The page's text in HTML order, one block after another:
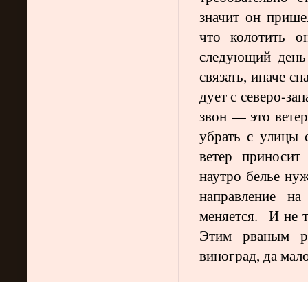
значит он
что колотить
следующий
связать, иначе
дует с северо-
звон — это
убрать с улицы
ветер
наутро белье
направление
меняется. И не
Этим рваным
виноград, да